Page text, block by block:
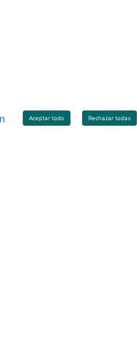
492 64 00
00 Ext. 4
datos personales
reservados
Aceptar todo Rechazar todas